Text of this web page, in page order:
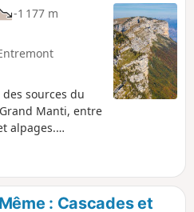
-1 177 m
sources du
Manti, entre
alpages.
sujettes au
: Cascades et